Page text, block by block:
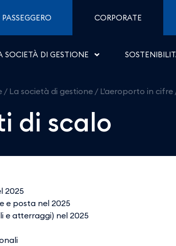
- Aeroporti di
PASSEGGERO CORPORATE
SOCIETÀ DI GESTIONE
/ La società di gestione / L'aeroporto in cifre
di scalo
2025
e posta nel 2025
e atterraggi) nel 2025